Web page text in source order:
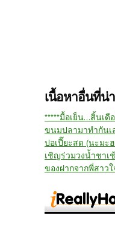
เนื้อหาอื่นที่น่
*****มื้อเย็น...สิ้นเดื
ขนมปลามาทำกันเ
ปอเปี๊ยะสด (นะมะ
เชิญร่วมวงน้ำชาเ
ของฝากจากพี่สาวใ